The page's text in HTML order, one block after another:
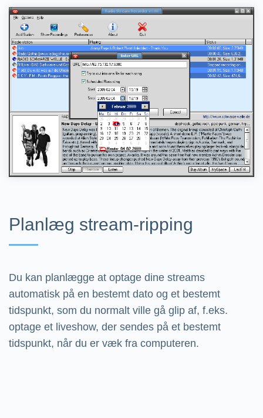
Planlæg stream-ripping
Du kan planlægge at optage dine streams
automatisk på en bestemt dato og et bestemt
tidspunkt, som du normalt ville gå glip af, f.eks.
optage et liveshow, der sendes på et bestemt
tidspunkt, når du er væk fra computeren.